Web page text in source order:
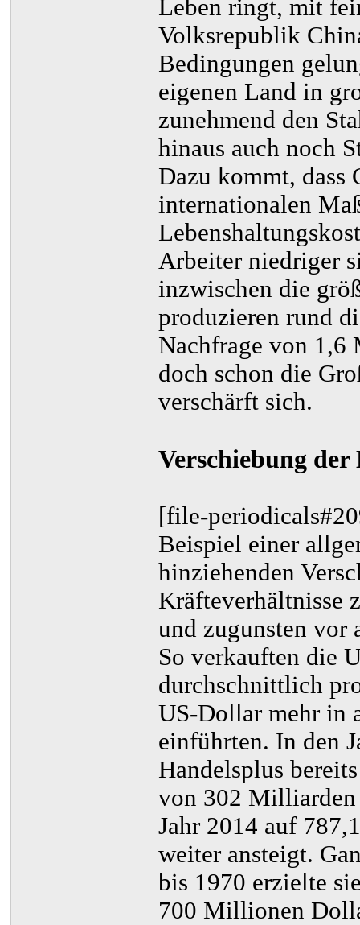
Leben ringt, mit
Volksrepublik
Bedingungen
eigenen Land in
zunehmend den
hinaus auch noch
Dazu kommt, dass
internationalen
Arbeiter niedriger
inzwischen die
produzieren rund
Nachfrage von 1,6
doch schon die
verschärft sich.
Verschiebung
[file-
Beispiel einer
hinziehenden
Kräfteverhältnisse
und zugunsten vor
So verkauften die
durchschnittlich
US-Dollar mehr in
einführten. In den
Handelsplus
von 302 Milliarden
Jahr 2014 auf
weiter ansteigt.
bis 1970 erzielte
700 Millionen